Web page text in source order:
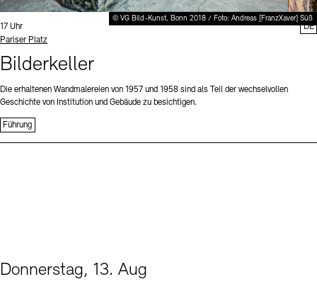
© VG Bild-Kunst, Bonn 2018 / Foto: Andreas [FranzXaver] Süß
Uhrzeit:
17 Uhr
Standort
Pariser Platz
Bilderkeller
Die erhaltenen Wandmalereien von 1957 und 1958 sind als Teil der wechselvollen
Geschichte von Institution und Gebäude zu besichtigen.
Führung
DE
Donnerstag, 13. Aug